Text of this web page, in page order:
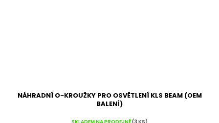
NÁHRADNÍ O-KROUŽKY PRO OSVĚTLENÍ KLS BEAM (OEM
BALENÍ)